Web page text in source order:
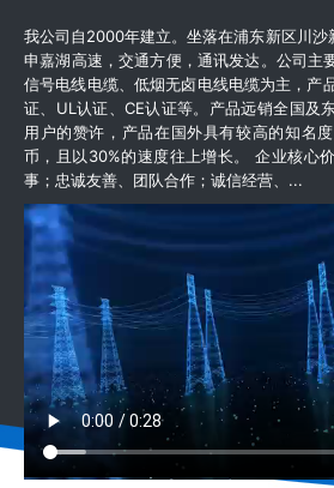
我公司自2000年建立。坐落在浦东新区川沙
申嘉湖高速，交通方便，通讯发达。公司主
信号电线电缆、低烟无卤电线电缆为主，产
证、UL认证、CE认证等。产品远销全国及
用户的赞许，产品在国外具有较高的知名
币，且以30%的速度往上增长。 企业核心
事；忠诚友善、团队合作；诚信经营、...